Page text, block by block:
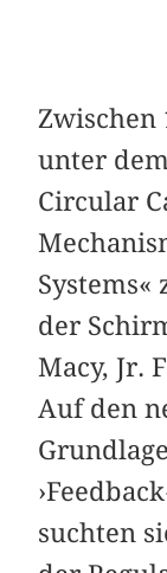
Zwischen
unter
Circular
der
Macy, Jr.
Auf den
suchten